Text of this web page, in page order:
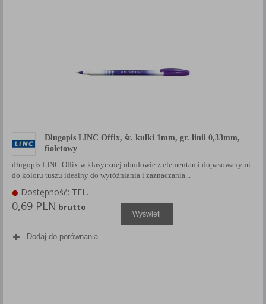
Długopis LINC Offix, śr. kulki 1mm, gr. linii 0,33mm,
fioletowy
długopis LINC Offix w klasycznej obudowie z elementami dopasowanymi
do koloru tuszu idealny do wyróżniania i zaznaczania...
Dostępność: TEL.
0,69 PLN brutto
Wyświetl
Dodaj do porównania